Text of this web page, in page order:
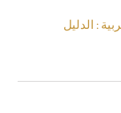
: الدليل